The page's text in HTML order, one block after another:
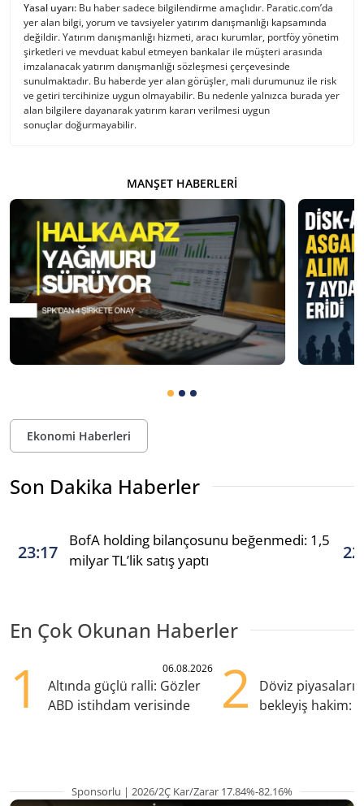
Yasal uyarı: Bu haber sadece bilgilendirme amaçlıdır. Paratic.com’da
yer alan bilgi, yorum ve tavsiyeler yatırım danışmanlığı kapsamında
değildir. Yatırım danışmanlığı hizmeti, aracı kurumlar, portföy yönetim
şirketleri ve mevduat kabul etmeyen bankalar ile müşteri arasında
imzalanacak yatırım danışmanlığı sözleşmesi çerçevesinde
sunulmaktadır. Bu haberde yer alan görüşler, mali durumunuz ile risk
ve getiri tercihinize uygun olmayabilir. Bu nedenle yalnızca burada yer
alan bilgilere dayanarak yatırım kararı verilmesi uygun
sonuçlar doğurmayabilir.
MANŞET HABERLERI
Ekonomi Haberleri
Son Dakika Haberler
23:17
BofA holding bilançosunu beğenmedi: 1,5
milyar TL’lik satış yaptı
En Çok Okunan Haberler
1 06.08.2026
Altında güçlü ralli: Gözler
ABD istihdam verisinde
2
Döviz
bekleyiş hakim:
Sponsorlu | 2026/2Ç Kar/Zarar 17.84%-82.16%